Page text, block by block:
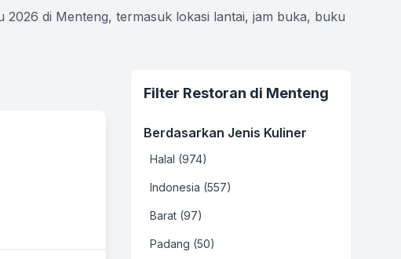
di Menteng, termasuk lokasi lantai, jam buka, buku
Filter Restoran di Menteng
Berdasarkan Jenis Kuliner
Halal (974)
Indonesia (557)
Barat (97)
Padang (50)